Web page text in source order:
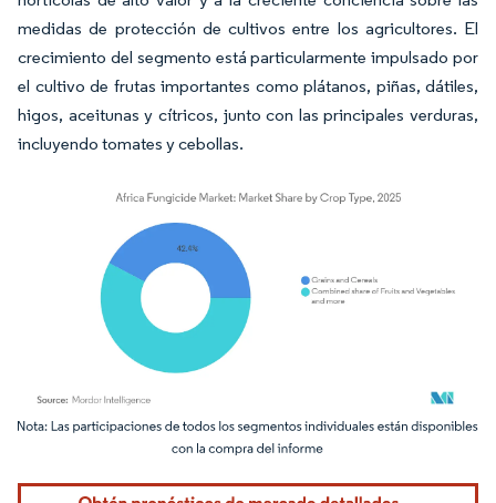
medidas de protección de cultivos entre los agricultores. El
crecimiento del segmento está particularmente impulsado por
el cultivo de frutas importantes como plátanos, piñas, dátiles,
higos, aceitunas y cítricos, junto con las principales verduras,
incluyendo tomates y cebollas.
Imagen © Mordor Intelligence. El uso requiere atribución según CC BY 4.0.